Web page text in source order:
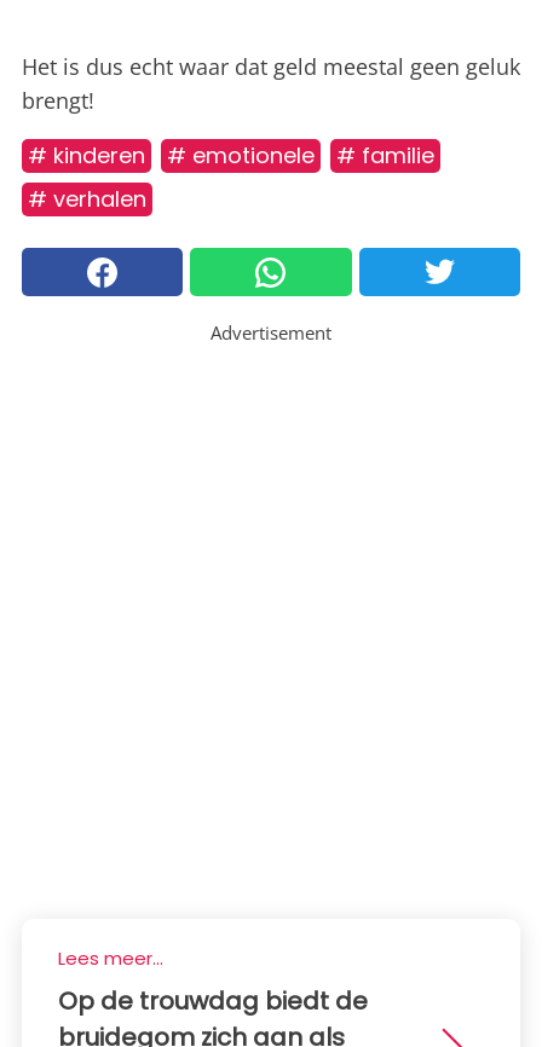
Het is dus echt waar dat geld meestal geen geluk
brengt!
# kinderen # emotionele
# familie
# verhalen
Advertisement
Lees meer...
Op de trouwdag biedt de
bruidegom zich aan als